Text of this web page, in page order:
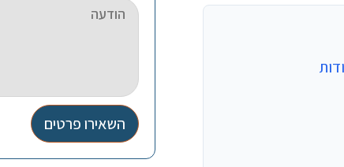
השאירו פרטים